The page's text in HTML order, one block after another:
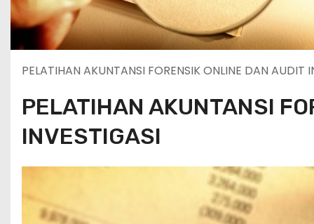
PELATIHAN AKUNTANSI FORENSIK ONLINE DAN AUDIT
PELATIHAN AKUNTANSI
INVESTIGASI